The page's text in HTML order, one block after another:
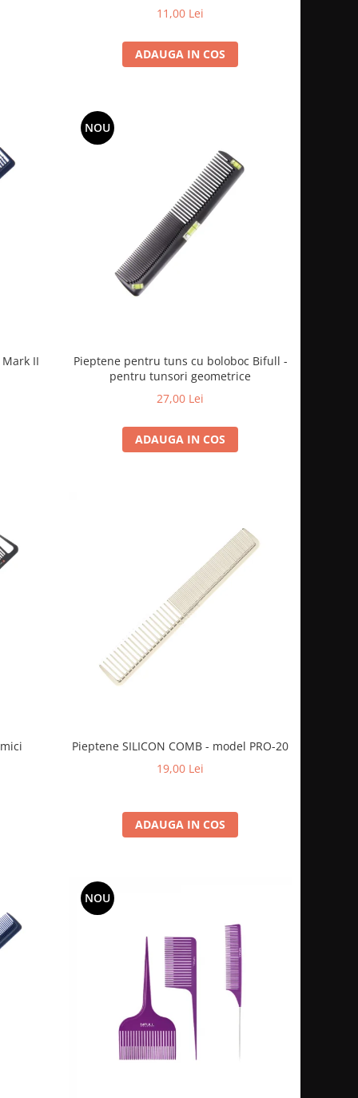
11,00 Lei
ADAUGA IN COS
II
NOU
Pieptene pentru tuns cu boloboc Bifull -
pentru tunsori geometrice
27,00 Lei
ADAUGA IN COS
Pieptene SILICON COMB - model PRO-20
19,00 Lei
ADAUGA IN COS
NOU